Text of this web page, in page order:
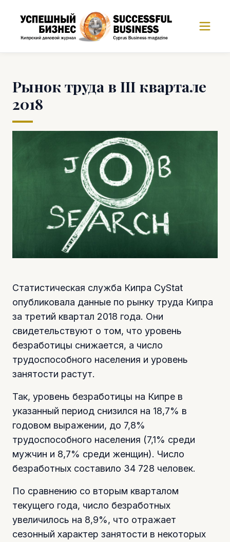
Рынок труда в III квартале
2018
Статистическая служба Кипра CyStat
опубликовала данные по рынку труда Кипра
за третий квартал 2018 года. Они
свидетельствуют о том, что уровень
безработицы снижается, а число
трудоспособного населения и уровень
занятости растут.
Так, уровень безработицы на Кипре в
указанный период снизился на 18,7% в
годовом выражении, до 7,8%
трудоспособного населения (7,1% среди
мужчин и 8,7% среди женщин). Число
безработных составило 34 728 человек.
По сравнению со вторым кварталом
текущего года, число безработных
увеличилось на 8,9%, что отражает
сезонный характер занятости в некоторых